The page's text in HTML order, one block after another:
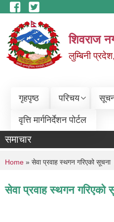
Skip to main content
शिवराज
लुम्बिनी
गृहपृष्ठ परिचय
वृत्ति मार्गनिर्देशन पोर्टल
समाचार
You are here
Home » सेवा प्रवाह स्थगन गरिएको सूचना
सेवा प्रवाह स्थगन गरिएको